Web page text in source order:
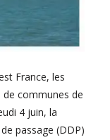
France, les
communes de
4 juin, la
passage (DDP)